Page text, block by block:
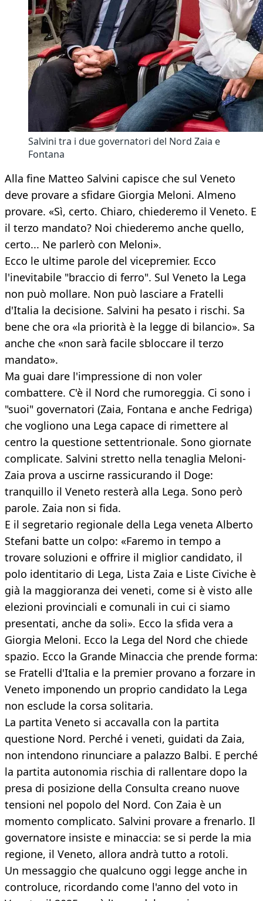
Salvini tra i due governatori del Nord Zaia e
Fontana
Alla fine Matteo Salvini capisce che sul Veneto
deve provare a sfidare Giorgia Meloni. Almeno
provare. «Sì, certo. Chiaro, chiederemo il Veneto. E
il terzo mandato? Noi chiederemo anche quello,
certo... Ne parlerò con Meloni».
Ecco le ultime parole del vicepremier. Ecco
l'inevitabile "braccio di ferro". Sul Veneto la Lega
non può mollare. Non può lasciare a Fratelli
d'Italia la decisione. Salvini ha pesato i rischi. Sa
bene che ora «la priorità è la legge di bilancio». Sa
anche che «non sarà facile sbloccare il terzo
mandato».
Ma guai dare l'impressione di non voler
combattere. C'è il Nord che rumoreggia. Ci sono i
"suoi" governatori (Zaia, Fontana e anche Fedriga)
che vogliono una Lega capace di rimettere al
centro la questione settentrionale. Sono giornate
complicate. Salvini stretto nella tenaglia Meloni-
Zaia prova a uscirne rassicurando il Doge:
tranquillo il Veneto resterà alla Lega. Sono però
parole. Zaia non si fida.
E il segretario regionale della Lega veneta Alberto
Stefani batte un colpo: «Faremo in tempo a
trovare soluzioni e offrire il miglior candidato, il
polo identitario di Lega, Lista Zaia e Liste Civiche è
già la maggioranza dei veneti, come si è visto alle
elezioni provinciali e comunali in cui ci siamo
presentati, anche da soli». Ecco la sfida vera a
Giorgia Meloni. Ecco la Lega del Nord che chiede
spazio. Ecco la Grande Minaccia che prende forma:
se Fratelli d'Italia e la premier provano a forzare in
Veneto imponendo un proprio candidato la Lega
non esclude la corsa solitaria.
La partita Veneto si accavalla con la partita
questione Nord. Perché i veneti, guidati da Zaia,
non intendono rinunciare a palazzo Balbi. E perché
la partita autonomia rischia di rallentare dopo la
presa di posizione della Consulta creano nuove
tensioni nel popolo del Nord. Con Zaia è un
momento complicato. Salvini provare a frenarlo. Il
governatore insiste e minaccia: se si perde la mia
regione, il Veneto, allora andrà tutto a rotoli.
Un messaggio che qualcuno oggi legge anche in
controluce, ricordando come l'anno del voto in